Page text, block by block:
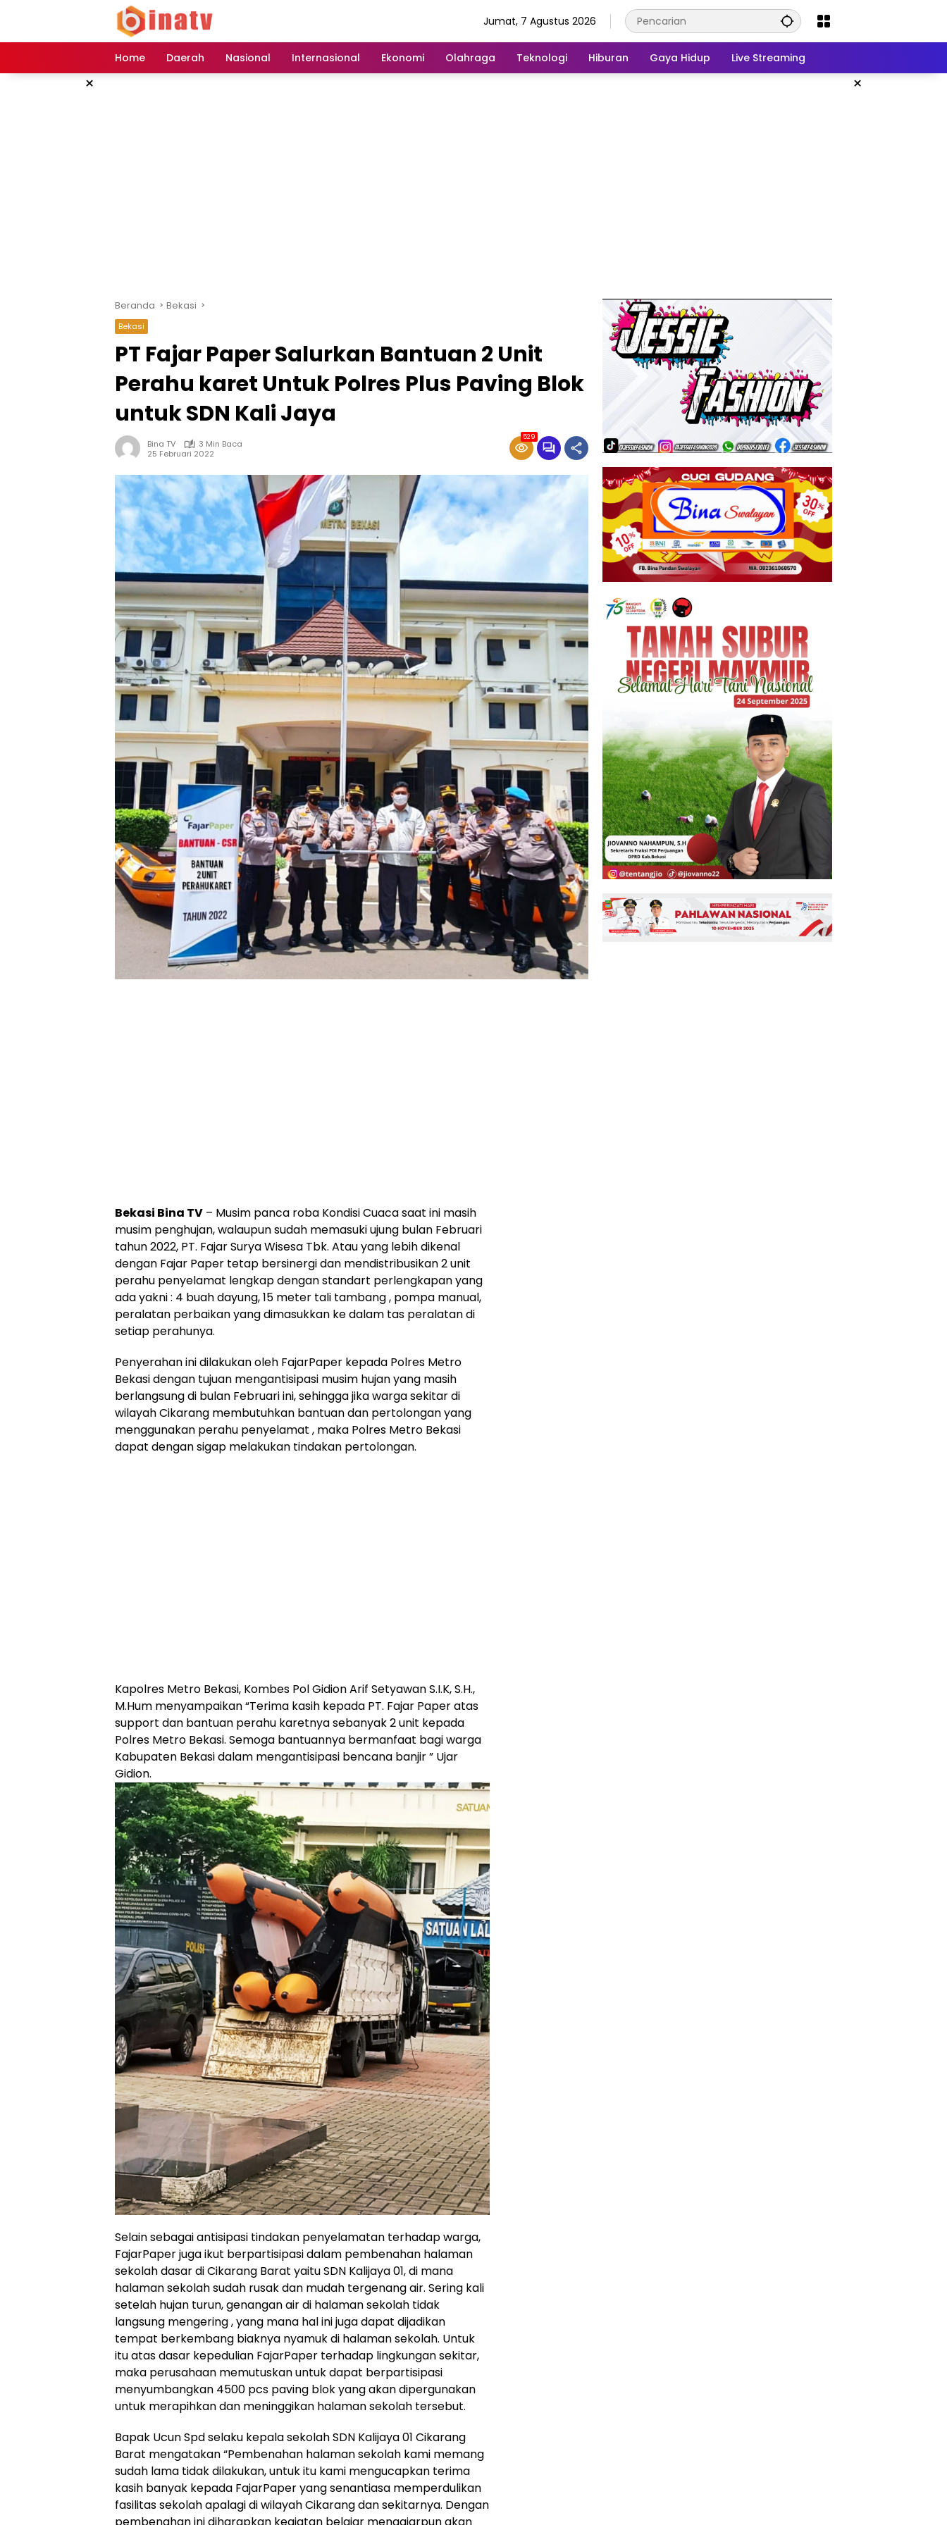
Jumat, 7 Agustus 2026
Home Daerah Nasional Internasional Ekonomi Olahraga Teknologi Hiburan Gaya Hidup Live Streaming
× ×
Beranda Bekasi
Bekasi
PT Fajar Paper Salurkan Bantuan 2 Unit
Perahu karet Untuk Polres Plus Paving Blok
untuk SDN Kali Jaya
Bina TV
3 Min Baca
25 Februari 2022
529
Bekasi Bina TV – Musim panca roba Kondisi Cuaca saat ini masih
musim penghujan, walaupun sudah memasuki ujung bulan Februari
tahun 2022, PT. Fajar Surya Wisesa Tbk. Atau yang lebih dikenal
dengan Fajar Paper tetap bersinergi dan mendistribusikan 2 unit
perahu penyelamat lengkap dengan standart perlengkapan yang
ada yakni : 4 buah dayung, 15 meter tali tambang , pompa manual,
peralatan perbaikan yang dimasukkan ke dalam tas peralatan di
setiap perahunya.
Penyerahan ini dilakukan oleh FajarPaper kepada Polres Metro
Bekasi dengan tujuan mengantisipasi musim hujan yang masih
berlangsung di bulan Februari ini, sehingga jika warga sekitar di
wilayah Cikarang membutuhkan bantuan dan pertolongan yang
menggunakan perahu penyelamat , maka Polres Metro Bekasi
dapat dengan sigap melakukan tindakan pertolongan.
Kapolres Metro Bekasi, Kombes Pol Gidion Arif Setyawan S.I.K, S.H.,
M.Hum menyampaikan “Terima kasih kepada PT. Fajar Paper atas
support dan bantuan perahu karetnya sebanyak 2 unit kepada
Polres Metro Bekasi. Semoga bantuannya bermanfaat bagi warga
Kabupaten Bekasi dalam mengantisipasi bencana banjir ” Ujar
Gidion.
Selain sebagai antisipasi tindakan penyelamatan terhadap warga,
FajarPaper juga ikut berpartisipasi dalam pembenahan halaman
sekolah dasar di Cikarang Barat yaitu SDN Kalijaya 01, di mana
halaman sekolah sudah rusak dan mudah tergenang air. Sering kali
setelah hujan turun, genangan air di halaman sekolah tidak
langsung mengering , yang mana hal ini juga dapat dijadikan
tempat berkembang biaknya nyamuk di halaman sekolah. Untuk
itu atas dasar kepedulian FajarPaper terhadap lingkungan sekitar,
maka perusahaan memutuskan untuk dapat berpartisipasi
menyumbangkan 4500 pcs paving blok yang akan dipergunakan
untuk merapihkan dan meninggikan halaman sekolah tersebut.
Bapak Ucun Spd selaku kepala sekolah SDN Kalijaya 01 Cikarang
Barat mengatakan “Pembenahan halaman sekolah kami memang
sudah lama tidak dilakukan, untuk itu kami mengucapkan terima
kasih banyak kepada FajarPaper yang senantiasa memperdulikan
fasilitas sekolah apalagi di wilayah Cikarang dan sekitarnya. Dengan
pembenahan ini diharapkan kegiatan belajar mengajarpun akan